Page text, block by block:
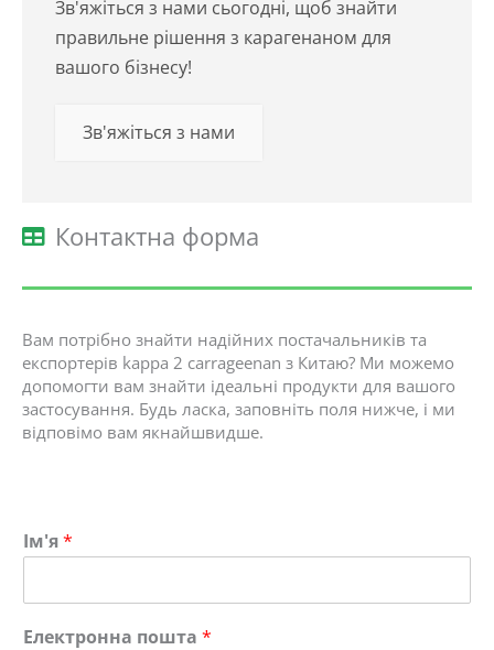
Зв'яжіться з нами сьогодні, щоб знайти
правильне рішення з карагенаном для
вашого бізнесу!
Зв'яжіться з нами
Контактна форма
Вам потрібно знайти надійних постачальників та
експортерів kappa 2 carrageenan з Китаю? Ми можемо
допомогти вам знайти ідеальні продукти для вашого
застосування. Будь ласка, заповніть поля нижче, і ми
відповімо вам якнайшвидше.
Ім'я*
Електронна пошта *